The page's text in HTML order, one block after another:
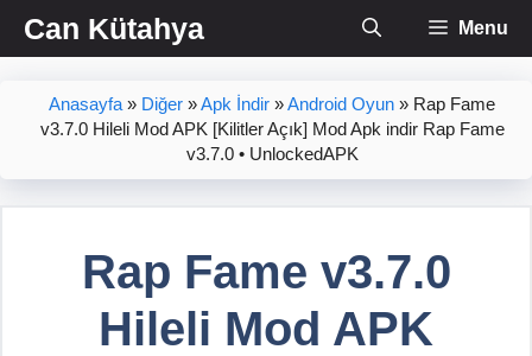
İçeriğe
atlaCan Kütahya Menu
Anasayfa » Diğer »Apk İndir »Android Oyun » Rap Fame
v3.7.0 Hileli Mod APK [Kilitler Açık] Mod Apk indir Rap Fame
v3.7.0 • UnlockedAPK
Rap Fame v3.7.0
Hileli Mod APK